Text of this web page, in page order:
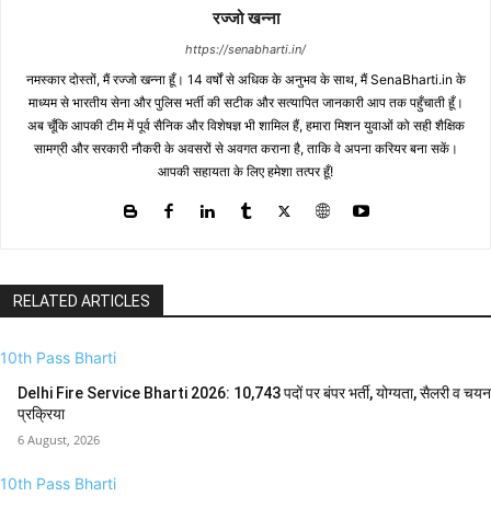
रज्जो खन्ना
https://senabharti.in/
नमस्कार दोस्तों, मैं रज्जो खन्ना हूँ। 14 वर्षों से अधिक के अनुभव के साथ, मैं SenaBharti.in के
माध्यम से भारतीय सेना और पुलिस भर्ती की सटीक और सत्यापित जानकारी आप तक पहुँचाती हूँ।
अब चूँकि आपकी टीम में पूर्व सैनिक और विशेषज्ञ भी शामिल हैं, हमारा मिशन युवाओं को सही शैक्षिक
सामग्री और सरकारी नौकरी के अवसरों से अवगत कराना है, ताकि वे अपना करियर बना सकें।
आपकी सहायता के लिए हमेशा तत्पर हूँ!
RELATED ARTICLES
10th Pass Bharti
Delhi Fire Service Bharti 2026: 10,743 पदों पर बंपर भर्ती, योग्यता, सैलरी व चयन
प्रक्रिया
6 August, 2026
10th Pass Bharti